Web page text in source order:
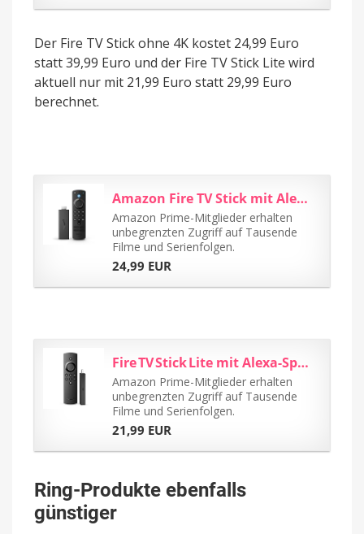
Der Fire TV Stick ohne 4K kostet 24,99 Euro
statt 39,99 Euro und der Fire TV Stick Lite wird
aktuell nur mit 21,99 Euro statt 29,99 Euro
berechnet.
Amazon Fire TV Stick mit Alexa-Sprachfernbedienung (mit TV-Steuerungstasten...
Amazon Prime-Mitglieder erhalten
unbegrenzten Zugriff auf Tausende
Filme und Serienfolgen.
24,99 EUR
Fire TV Stick Lite mit Alexa-Sprachfernbedienung Lite (ohne...
Amazon Prime-Mitglieder erhalten
unbegrenzten Zugriff auf Tausende
Filme und Serienfolgen.
21,99 EUR
Ring-Produkte ebenfalls
günstiger